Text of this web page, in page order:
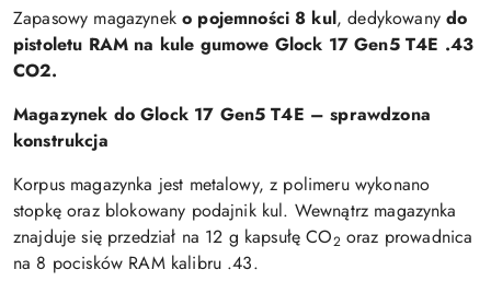
Zapasowy magazynek o pojemności 8 kul, dedykowany do
pistoletu RAM na kule gumowe Glock 17 Gen5 T4E .43
CO2.
Magazynek do Glock 17 Gen5 T4E – sprawdzona
konstrukcja
Korpus magazynka jest metalowy, z polimeru wykonano
stopkę oraz blokowany podajnik kul. Wewnątrz magazynka
znajduje się przedział na 12 g kapsułę CO2 oraz prowadnica
na 8 pocisków RAM kalibru .43.